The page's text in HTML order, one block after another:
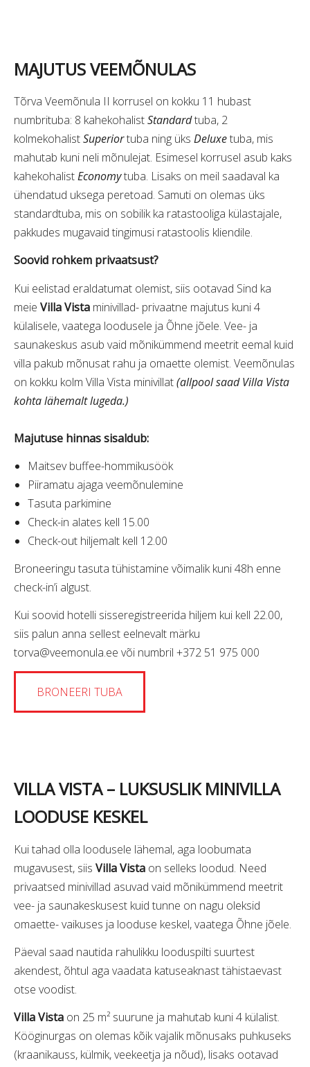
MAJUTUS VEEMÕNULAS
Tõrva Veemõnula II korrusel on kokku 11 hubast
numbrituba: 8 kahekohalistStandardtuba, 2
kolmekohalistSuperiortuba ning üks Deluxetuba, mis
mahutab kuni neli mõnulejat. Esimesel korrusel asub kaks
kahekohalistEconomytuba. Lisaks on meil saadaval ka
ühendatud uksega peretoad. Samuti on olemas üks
standardtuba, mis on sobilik ka ratastooliga külastajale,
pakkudes mugavaid tingimusi ratastoolis kliendile.
Soovid rohkem privaatsust?
Kui eelistad eraldatumat olemist, siis ootavad Sind ka
meie Villa Vista minivillad- privaatne majutus kuni 4
külalisele, vaatega loodusele ja Õhne jõele. Vee- ja
saunakeskus asub vaid mõnikümmend meetrit eemal kuid
villa pakub mõnusat rahu ja omaette olemist. Veemõnulas
on kokku kolm Villa Vista minivillat(allpool saad Villa Vista
kohta lähemalt lugeda.)
Majutuse hinnas sisaldub:
Maitsev buffee-hommikusöök
Piiramatu ajaga veemõnulemine
Tasuta parkimine
Check-in alates kell 15.00
Check-out hiljemalt kell 12.00
Broneeringu tasuta tühistamine võimalik kuni 48h enne
check-in’i algust.
Kui soovid hotelli sisseregistreerida hiljem kui kell 22.00,
siis palun anna sellest eelnevalt märku
torva@veemonula.ee või numbril +372 51 975 000
BRONEERI TUBA
VILLA VISTA – LUKSUSLIK MINIVILLA
LOODUSE KESKEL
Kui tahad olla loodusele lähemal, aga loobumata
mugavusest, siis Villa Vista on selleks loodud. Need
privaatsed minivillad asuvad vaid mõnikümmend meetrit
vee- ja saunakeskusest kuid tunne on nagu oleksid
omaette- vaikuses ja looduse keskel, vaatega Õhne jõele.
Päeval saad nautida rahulikku looduspilti suurtest
akendest, õhtul aga vaadata katuseaknast tähistaevast
otse voodist.
Villa Vista on 25 m² suurune ja mahutab kuni 4 külalist.
Kööginurgas on olemas kõik vajalik mõnusaks puhkuseks
(kraanikauss, külmik, veekeetja ja nõud), lisaks ootavad